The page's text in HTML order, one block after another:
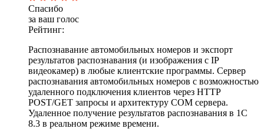
Спасибо
за ваш голос
Рейтинг:
Распознавание автомобильных номеров и экспорт
результатов распознавания (и изображения с IP
видеокамер) в любые клиентские программы. Сервер
распознавания автомобильных номеров с возможностью
удаленного подключения клиентов через HTTP
POST/GET запросы и архитектуру COM сервера.
Удаленное получение результатов распознавания в 1С
8.3 в реальном режиме времени.